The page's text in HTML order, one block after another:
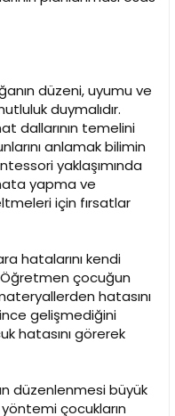
düzeni, uyumu ve
duymalıdır.
dallarının temelini
anlamak bilimin
yaklaşımında
yapma ve
için fırsatlar
hatalarını kendi
Öğretmen çocuğun
hatasını
gelişmediğini
hatasını görerek
düzenlenmesi büyük
çocukların